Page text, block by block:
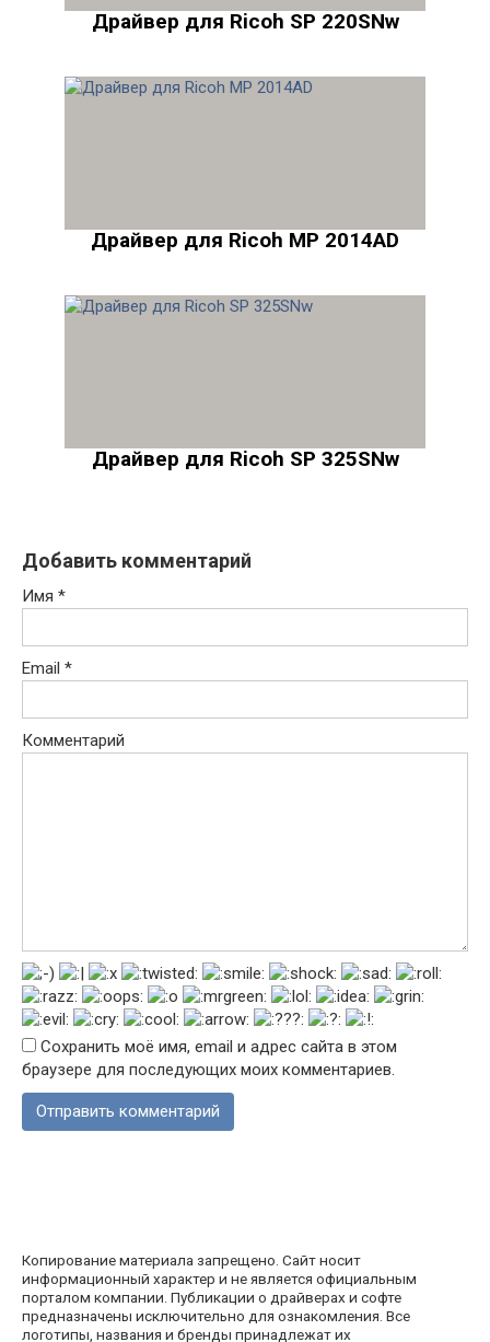
Драйвер для Ricoh SP 220SNw
Драйвер для Ricoh MP 2014AD
Драйвер для Ricoh SP 325SNw
Добавить комментарий
Имя *
Email *
Комментарий
Сохранить моё имя, email и адрес сайта в этом
браузере для последующих моих комментариев.
Копирование материала запрещено. Сайт носит
информационный характер и не является официальным
порталом компании. Публикации о драйверах и софте
предназначены исключительно для ознакомления. Все
логотипы, названия и бренды принадлежат их